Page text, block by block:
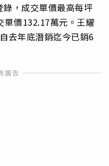
，成交單價最高每坪
單價132.17萬元。王耀
去年底潛銷迄今已銷6